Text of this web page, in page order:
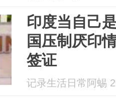
印度当自己
国压制厌印
签证
记录生活日常阿蜴